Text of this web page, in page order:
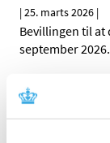
|25. marts 2026 |
Bevillingen til at
september
Bevilling til
|16. marts 2026|